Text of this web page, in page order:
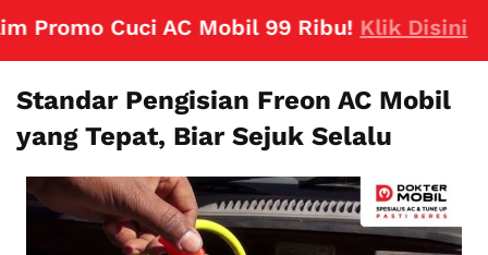
Cuci AC Mobil 99 Ribu!Klik Disini
Standar Pengisian Freon AC Mobil
yang Tepat, Biar Sejuk Selalu